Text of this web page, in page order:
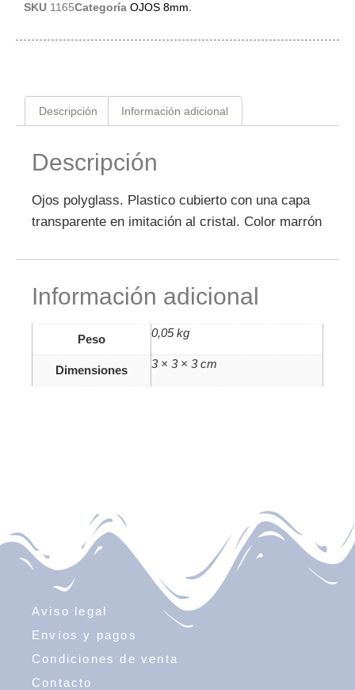
SKU 1165Categoría OJOS 8mm.
Descripción Información adicional
Descripción
Ojos polyglass. Plastico cubierto con una capa
transparente en imitación al cristal. Color marrón
Información adicional
Peso 0,05 kg
Dimensiones 3 × 3 × 3 cm
Aviso legal
Envíos y pagos
Condiciones de venta
Contacto